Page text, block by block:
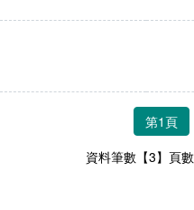
第1頁
資料筆數【3】頁數